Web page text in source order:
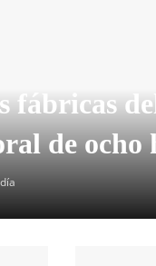
fábricas
de ocho